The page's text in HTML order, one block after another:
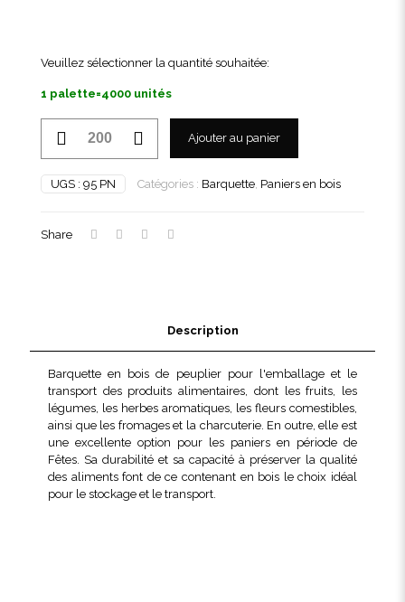
Veuillez sélectionner la quantité souhaitée:
1 palette=4000 unités
Barquette
bois
1
carottes
Ajouter au panier
UGS : 95 PN Catégories : Barquette, Paniers en bois
Share
Description
Barquette en bois de peuplier pour l'emballage et le
transport des produits alimentaires, dont les fruits, les
légumes, les herbes aromatiques, les fleurs comestibles,
ainsi que les fromages et la charcuterie. En outre, elle est
une excellente option pour les paniers en période de
Fêtes. Sa durabilité et sa capacité à préserver la qualité
des aliments font de ce contenant en bois le choix idéal
pour le stockage et le transport.